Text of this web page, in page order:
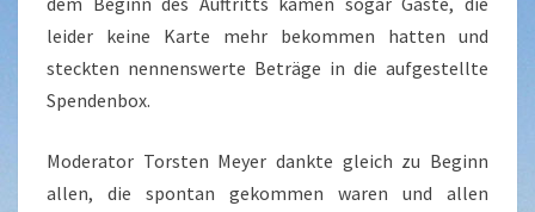
leider keine Karte mehr bekommen hatten und
steckten nennenswerte Beträge in die aufgestellte
Spendenbox.
Moderator Torsten Meyer dankte gleich zu Beginn
allen, die spontan gekommen waren und allen